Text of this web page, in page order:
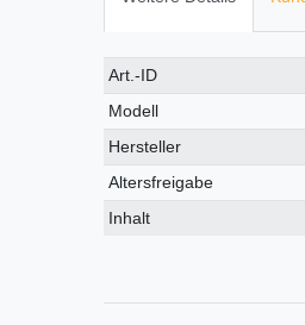
Technisches
Merkmal
Wert
Art.-ID
Modell
Hersteller
Altersfreigabe
Inhalt